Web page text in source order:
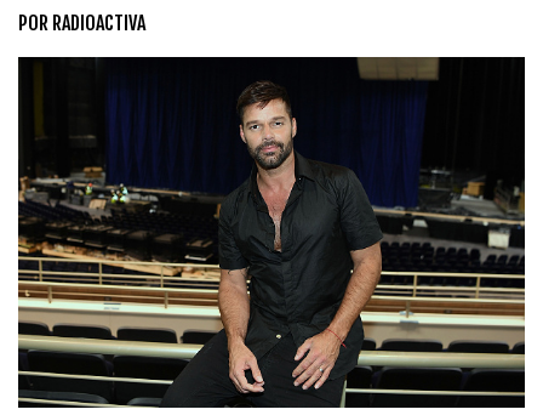
POR RADIOACTIVA